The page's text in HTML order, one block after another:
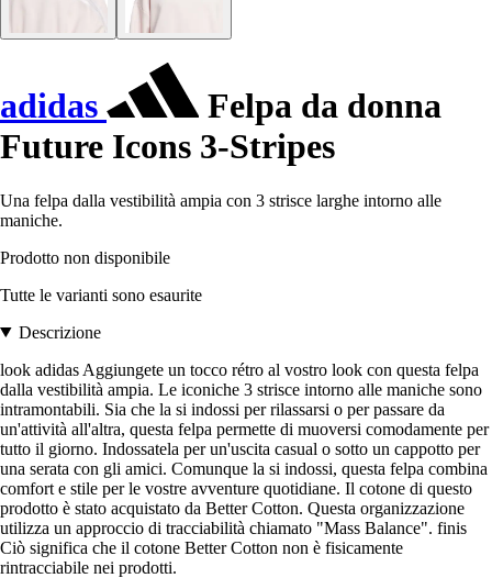
adidas
Felpa da donna
Future Icons 3-Stripes
Una felpa dalla vestibilità ampia con 3 strisce larghe intorno alle
maniche.
Prodotto non disponibile
Tutte le varianti sono esaurite
Descrizione
look adidas Aggiungete un tocco rétro al vostro look con questa felpa
dalla vestibilità ampia. Le iconiche 3 strisce intorno alle maniche sono
intramontabili. Sia che la si indossi per rilassarsi o per passare da
un'attività all'altra, questa felpa permette di muoversi comodamente per
tutto il giorno. Indossatela per un'uscita casual o sotto un cappotto per
una serata con gli amici. Comunque la si indossi, questa felpa combina
comfort e stile per le vostre avventure quotidiane. Il cotone di questo
prodotto è stato acquistato da Better Cotton. Questa organizzazione
utilizza un approccio di tracciabilità chiamato "Mass Balance". finis
Ciò significa che il cotone Better Cotton non è fisicamente
rintracciabile nei prodotti.